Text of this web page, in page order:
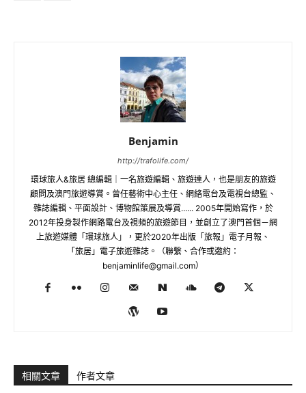
Benjamin
http://trafolife.com/
環球旅人&旅居 總編輯｜一名旅遊編輯、旅遊達人，也是朋友的旅遊
顧問及澳門旅遊導賞。曾任藝術中心主任、網絡電台及電視台總監、
雜誌編輯、平面設計、博物館策展及導賞...... 2005年開始寫作，於
2012年投身製作網路電台及視頻的旅遊節目，並創立了澳門首個－網
上旅遊媒體「環球旅人」，更於2020年出版「旅報」電子月報、
「旅居」電子旅遊雜誌。（聯繫、合作或邀約：
benjaminlife@gmail.com）
相關文章 作者文章